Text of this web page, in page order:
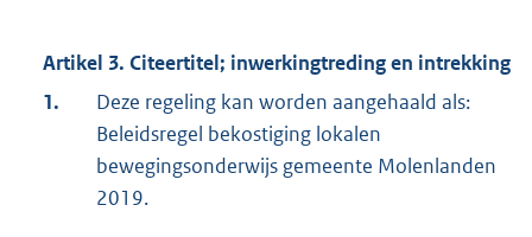
Artikel 3. Citeertitel; inwerkingtreding en intrekking
1.
Deze regeling kan worden aangehaald als:
Beleidsregel bekostiging lokalen
bewegingsonderwijs gemeente Molenlanden
2019.